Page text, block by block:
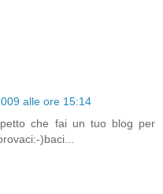
alle ore 15:14
che fai un tuo blog per
)baci...